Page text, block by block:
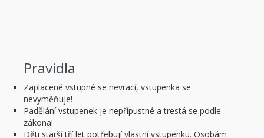
Pravidla
Zaplacené vstupné se nevrací, vstupenka se
nevyměňuje!
Padělání vstupenek je nepřípustné a trestá se podle
zákona!
Děti starší tří let potřebují vlastní vstupenku. Osobám